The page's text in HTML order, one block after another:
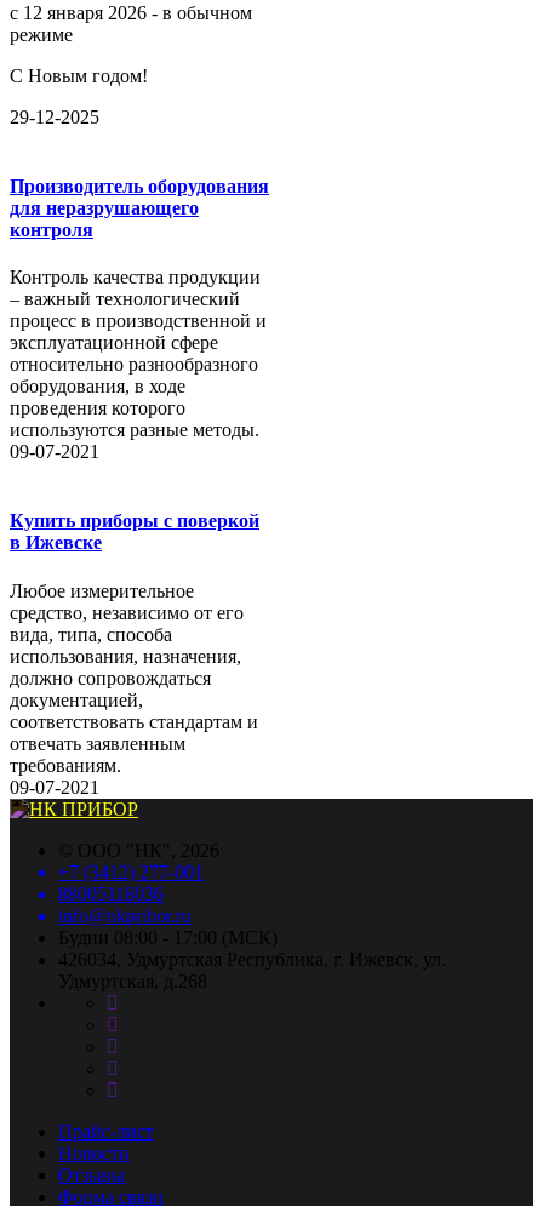
с 12 января 2026 - в обычном
режиме
С Новым годом!
29-12-2025
Производитель оборудования
для неразрушающего
контроля
Контроль качества продукции
– важный технологический
процесс в производственной и
эксплуатационной сфере
относительно разнообразного
оборудования, в ходе
проведения которого
используются разные методы.
09-07-2021
Купить приборы с поверкой
в Ижевске
Любое измерительное
средство, независимо от его
вида, типа, способа
использования, назначения,
должно сопровождаться
документацией,
соответствовать стандартам и
отвечать заявленным
требованиям.
09-07-2021
© ООО "НК", 2026
+7 (3412) 277-001
88005118036
info@nkpribor.ru
Будни 08:00 - 17:00 (МСК)
426034, Удмуртская Республика, г. Ижевск, ул.
Удмуртская, д.268
Прайс-лист
Новости
Отзывы
Форма связи